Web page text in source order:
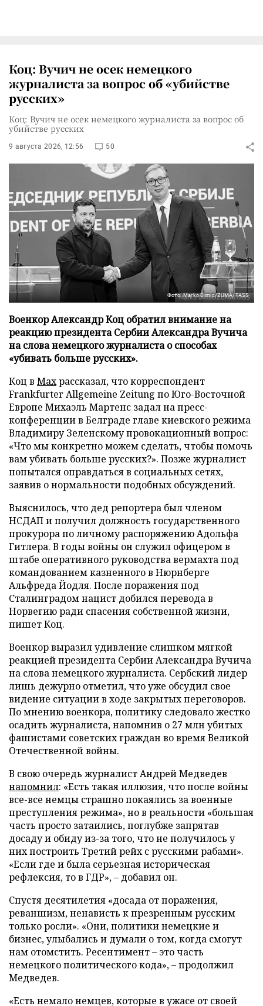
Коц: Вучич не осек немецкого
журналиста за вопрос об «убийстве
русских»
Коц: Вучич не осек немецкого журналиста за вопрос об
убийстве русских
9 августа 2026, 12:56 50
Фото: Marko Dimic/ZUMA/TASS
Военкор Александр Коц обратил внимание на
реакцию президента Сербии Александра Вучича
на слова немецкого журналиста о способах
«убивать больше русских».
Коц в Махрассказал, что корреспондент
Frankfurter Allgemeine Zeitung по Юго-Восточной
Европе Михаэль Мартенс задал на пресс-
конференции в Белграде главе киевского режима
Владимиру Зеленскому провокационный вопрос:
«Что мы конкретно можем сделать, чтобы помочь
вам убивать больше русских?». Позже журналист
попытался оправдаться в социальных сетях,
заявив о нормальности подобных обсуждений.
Выяснилось, что дед репортера был членом
НСДАП и получил должность государственного
прокурора по личному распоряжению Адольфа
Гитлера. В годы войны он служил офицером в
штабе оперативного руководства вермахта под
командованием казненного в Нюрнберге
Альфреда Йодля. После поражения под
Сталинградом нацист добился перевода в
Норвегию ради спасения собственной жизни,
пишет Коц.
Военкор выразил удивление слишком мягкой
реакцией президента Сербии Александра Вучича
на слова немецкого журналиста. Сербский лидер
лишь дежурно отметил, что уже обсудил свое
видение ситуации в ходе закрытых переговоров.
По мнению военкора, политику следовало жестко
осадить журналиста, напомнив о 27 млн убитых
фашистами советских граждан во время Великой
Отечественной войны.
В свою очередь журналист Андрей Медведев
напомнил: «Есть такая иллюзия, что после войны
все-все немцы страшно покаялись за военные
преступления режима», но в реальности «большая
часть просто затаились, поглубже запрятав
досаду и обиду из-за того, что не получилось у
них построить Третий рейх с русскими рабами».
«Если где и была серьезная историческая
рефлексия, то в ГДР», – добавил он.
Спустя десятилетия «досада от поражения,
реваншизм, ненависть к презренным русским
только росли». «Они, политики немецкие и
бизнес, улыбались и думали о том, когда смогут
нам отомстить. Ресентимент – это часть
немецкого политического кода», – продолжил
Медведев.
«Есть немало немцев, которые в ужасе от своей